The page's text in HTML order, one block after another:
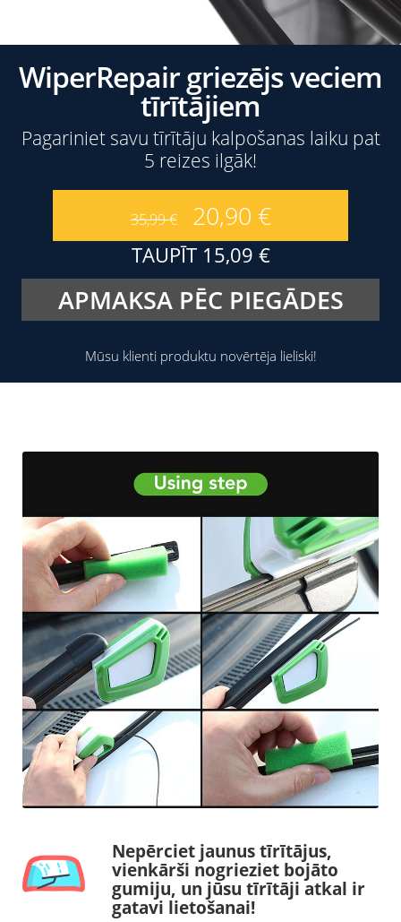
WiperRepair griezējs veciem
tīrītājiem
Pagariniet savu tīrītāju kalpošanas laiku pat
5 reizes ilgāk!
35,99€ 20,90 €
TAUPĪT 15,09 €
APMAKSA PĒC PIEGĀDES
Mūsu klienti produktu novērtēja lieliski!
Nepērciet jaunus tīrītājus,
vienkārši nogrieziet bojāto
gumiju, un jūsu tīrītāji atkal ir
gatavi lietošanai!